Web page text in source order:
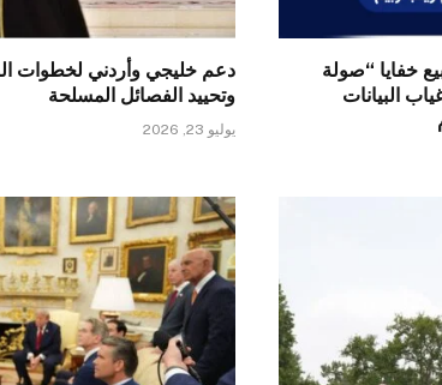
خفايا “صولة
البيانات
دعم خليجي وأردني لخطوات
وتحييد الفصائل المسلحة
يوليو 23, 2026